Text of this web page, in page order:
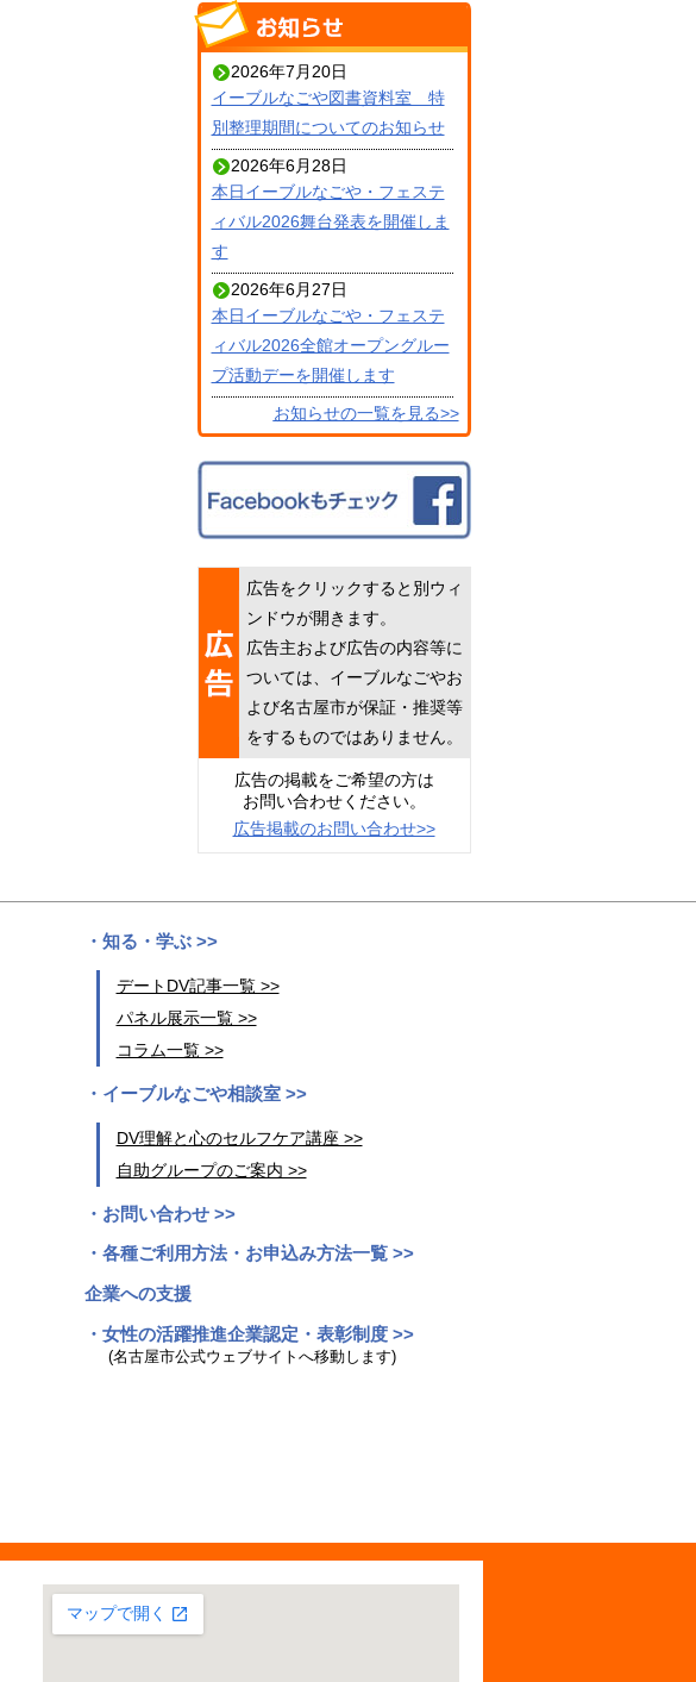
2026年7月20日
イーブルなごや図書資料室 特
別整理期間についてのお知らせ
2026年6月28日
本日イーブルなごや・フェステ
ィバル2026舞台発表を開催しま
す
2026年6月27日
本日イーブルなごや・フェステ
ィバル2026全館オープングルー
プ活動デーを開催します
お知らせの一覧を見る>>
広告をクリックすると別ウィ
ンドウが開きます。
広告主および広告の内容等に
ついては、イーブルなごやお
よび名古屋市が保証・推奨等
をするものではありません。
広告の掲載をご希望の方は
お問い合わせください。
広告掲載のお問い合わせ>>
知る・学ぶ >>
デートDV記事一覧 >>
パネル展示一覧 >>
コラム一覧 >>
イーブルなごや相談室 >>
DV理解と心のセルフケア講座 >>
自助グループのご案内 >>
お問い合わせ >>
各種ご利用方法・お申込み方法一覧 >>
企業への支援
女性の活躍推進企業認定・表彰制度 >>
(名古屋市公式ウェブサイトへ移動します)